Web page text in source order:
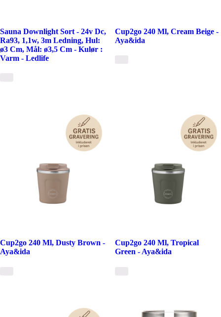
Sauna Downlight Sort - 24v Dc,
Ra93, 1,1w, 3m Ledning, Hul:
ø3 Cm, Mål: ø3,5 Cm - Kulør :
Varm - Ledlife
Cup2go 240 Ml, Cream Beige -
Aya&ida
Cup2go 240 Ml, Dusty Brown -
Aya&ida
Cup2go 240 Ml, Tropical
Green - Aya&ida